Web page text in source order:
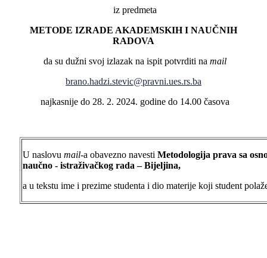
iz predmeta
METODE IZRADE AKADEMSKIH I NAUČNIH
RADOVA
da su dužni svoj izlazak na ispit potvrditi na mail
brano.hadzi.stevic@pravni.ues.rs.ba
najkasnije do 28. 2. 2024. godine do 14.00 časova
U naslovu mail-a obavezno navesti Metodologija prava sa
naučno - istraživačkog rada – Bijeljina,
a u tekstu ime i prezime studenta i dio materije koji student